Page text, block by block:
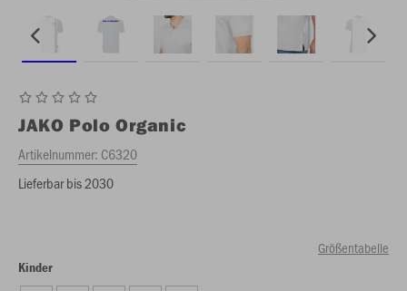
JAKO Polo Organic
Artikelnummer: C6320
Lieferbar bis 2030
Größentabelle
Kinder